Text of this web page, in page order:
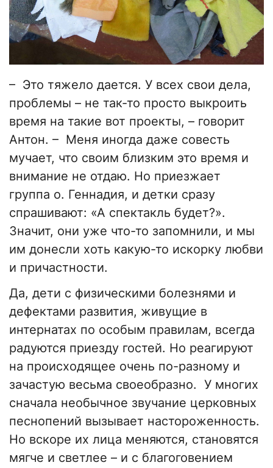
– Это тяжело дается. У всех свои дела,
проблемы – не так-то просто выкроить
время на такие вот проекты, – говорит
Антон. – Меня иногда даже совесть
мучает, что своим близким это время и
внимание не отдаю. Но приезжает
группа о. Геннадия, и детки сразу
спрашивают: «А спектакль будет?».
Значит, они уже что-то запомнили, и мы
им донесли хоть какую-то искорку любви
и причастности.
Да, дети с физическими болезнями и
дефектами развития, живущие в
интернатах по особым правилам, всегда
радуются приезду гостей. Но реагируют
на происходящее очень по-разному и
зачастую весьма своеобразно. У многих
сначала необычное звучание церковных
песнопений вызывает настороженность.
Но вскоре их лица меняются, становятся
мягче и светлее – и с благоговением